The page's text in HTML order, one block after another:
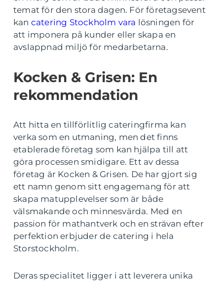
temat för den stora dagen. För företagsevent
kan catering Stockholm vara lösningen för
att imponera på kunder eller skapa en
avslappnad miljö för medarbetarna.
Kocken & Grisen: En
rekommendation
Att hitta en tillförlitlig cateringfirma kan
verka som en utmaning, men det finns
etablerade företag som kan hjälpa till att
göra processen smidigare. Ett av dessa
företag är Kocken & Grisen. De har gjort sig
ett namn genom sitt engagemang för att
skapa matupplevelser som är både
välsmakande och minnesvärda. Med en
passion för mathantverk och en strävan efter
perfektion erbjuder de catering i hela
Storstockholm.
Deras specialitet ligger i att leverera unika